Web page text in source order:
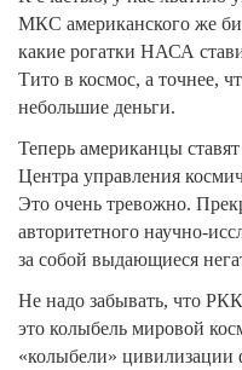
МКС американского же
какие рогатки НАСА
Тито в космос, а точнее,
небольшие деньги.
Теперь американцы
Центра управления
Это очень тревожно.
авторитетного научно-
за собой выдающиеся
Не надо забывать, что
это колыбель мировой
«колыбели»